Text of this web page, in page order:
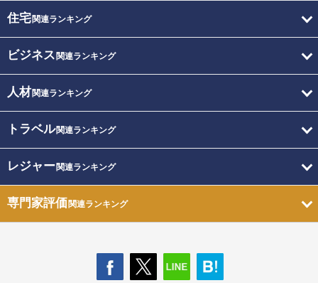
住宅関連ランキング
ビジネス 関連ランキング
人材関連ランキング
トラベル関連ランキング
レジャー関連ランキング
専門家評価関連ランキング